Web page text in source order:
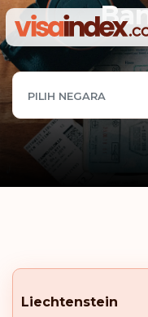
PILIH NEGARA
Liechtenstein